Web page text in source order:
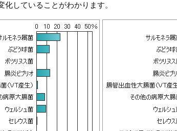
化していることがわかります。